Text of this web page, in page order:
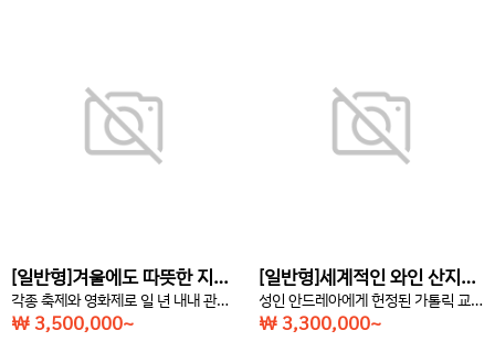
[일반형]겨울에도 따뜻한 지중해성 기후와 맑고 푸른 바다 니스(3박4일)
각종 축제와 영화제로 일 년 내내 관광객이 끊이지 않는 프랑스 니스 여행
￦ 3,500,000~
[일반형]세계적인 와인 산지에서 즐기는 와이너리 투어 보르도(7박8일)
성인 안드레아에게 헌정된 가톨릭 교회가 있는 프랑스 보르도 여행
￦ 3,300,000~